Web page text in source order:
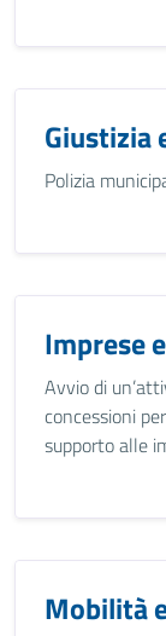
Giustizia
Polizia
Imprese
Avvio di
concessioni
supporto alle
Mobilità